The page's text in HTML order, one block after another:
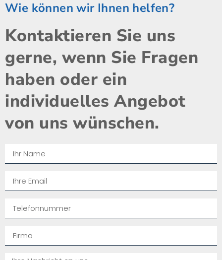
Wie können wir Ihnen helfen?
Kontaktieren Sie uns
gerne, wenn Sie Fragen
haben oder ein
individuelles Angebot
von uns wünschen.​